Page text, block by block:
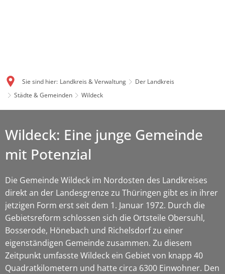
Sie sind hier: Landkreis & Verwaltung
Der Landkreis
Städte & Gemeinden
Wildeck
Wildeck: Eine junge Gemeinde
mit Potenzial
Die Gemeinde Wildeck im Nordosten des Landkreises
direkt an der Landesgrenze zu Thüringen gibt es in ihrer
jetzigen Form erst seit dem 1. Januar 1972. Durch die
Gebietsreform schlossen sich die Ortsteile Obersuhl,
Bosserode, Hönebach und Richelsdorf zu einer
eigenständigen Gemeinde zusammen. Zu diesem
Zeitpunkt umfasste Wildeck ein Gebiet von knapp 40
Quadratkilometern und hatte circa 6300 Einwohner. Den